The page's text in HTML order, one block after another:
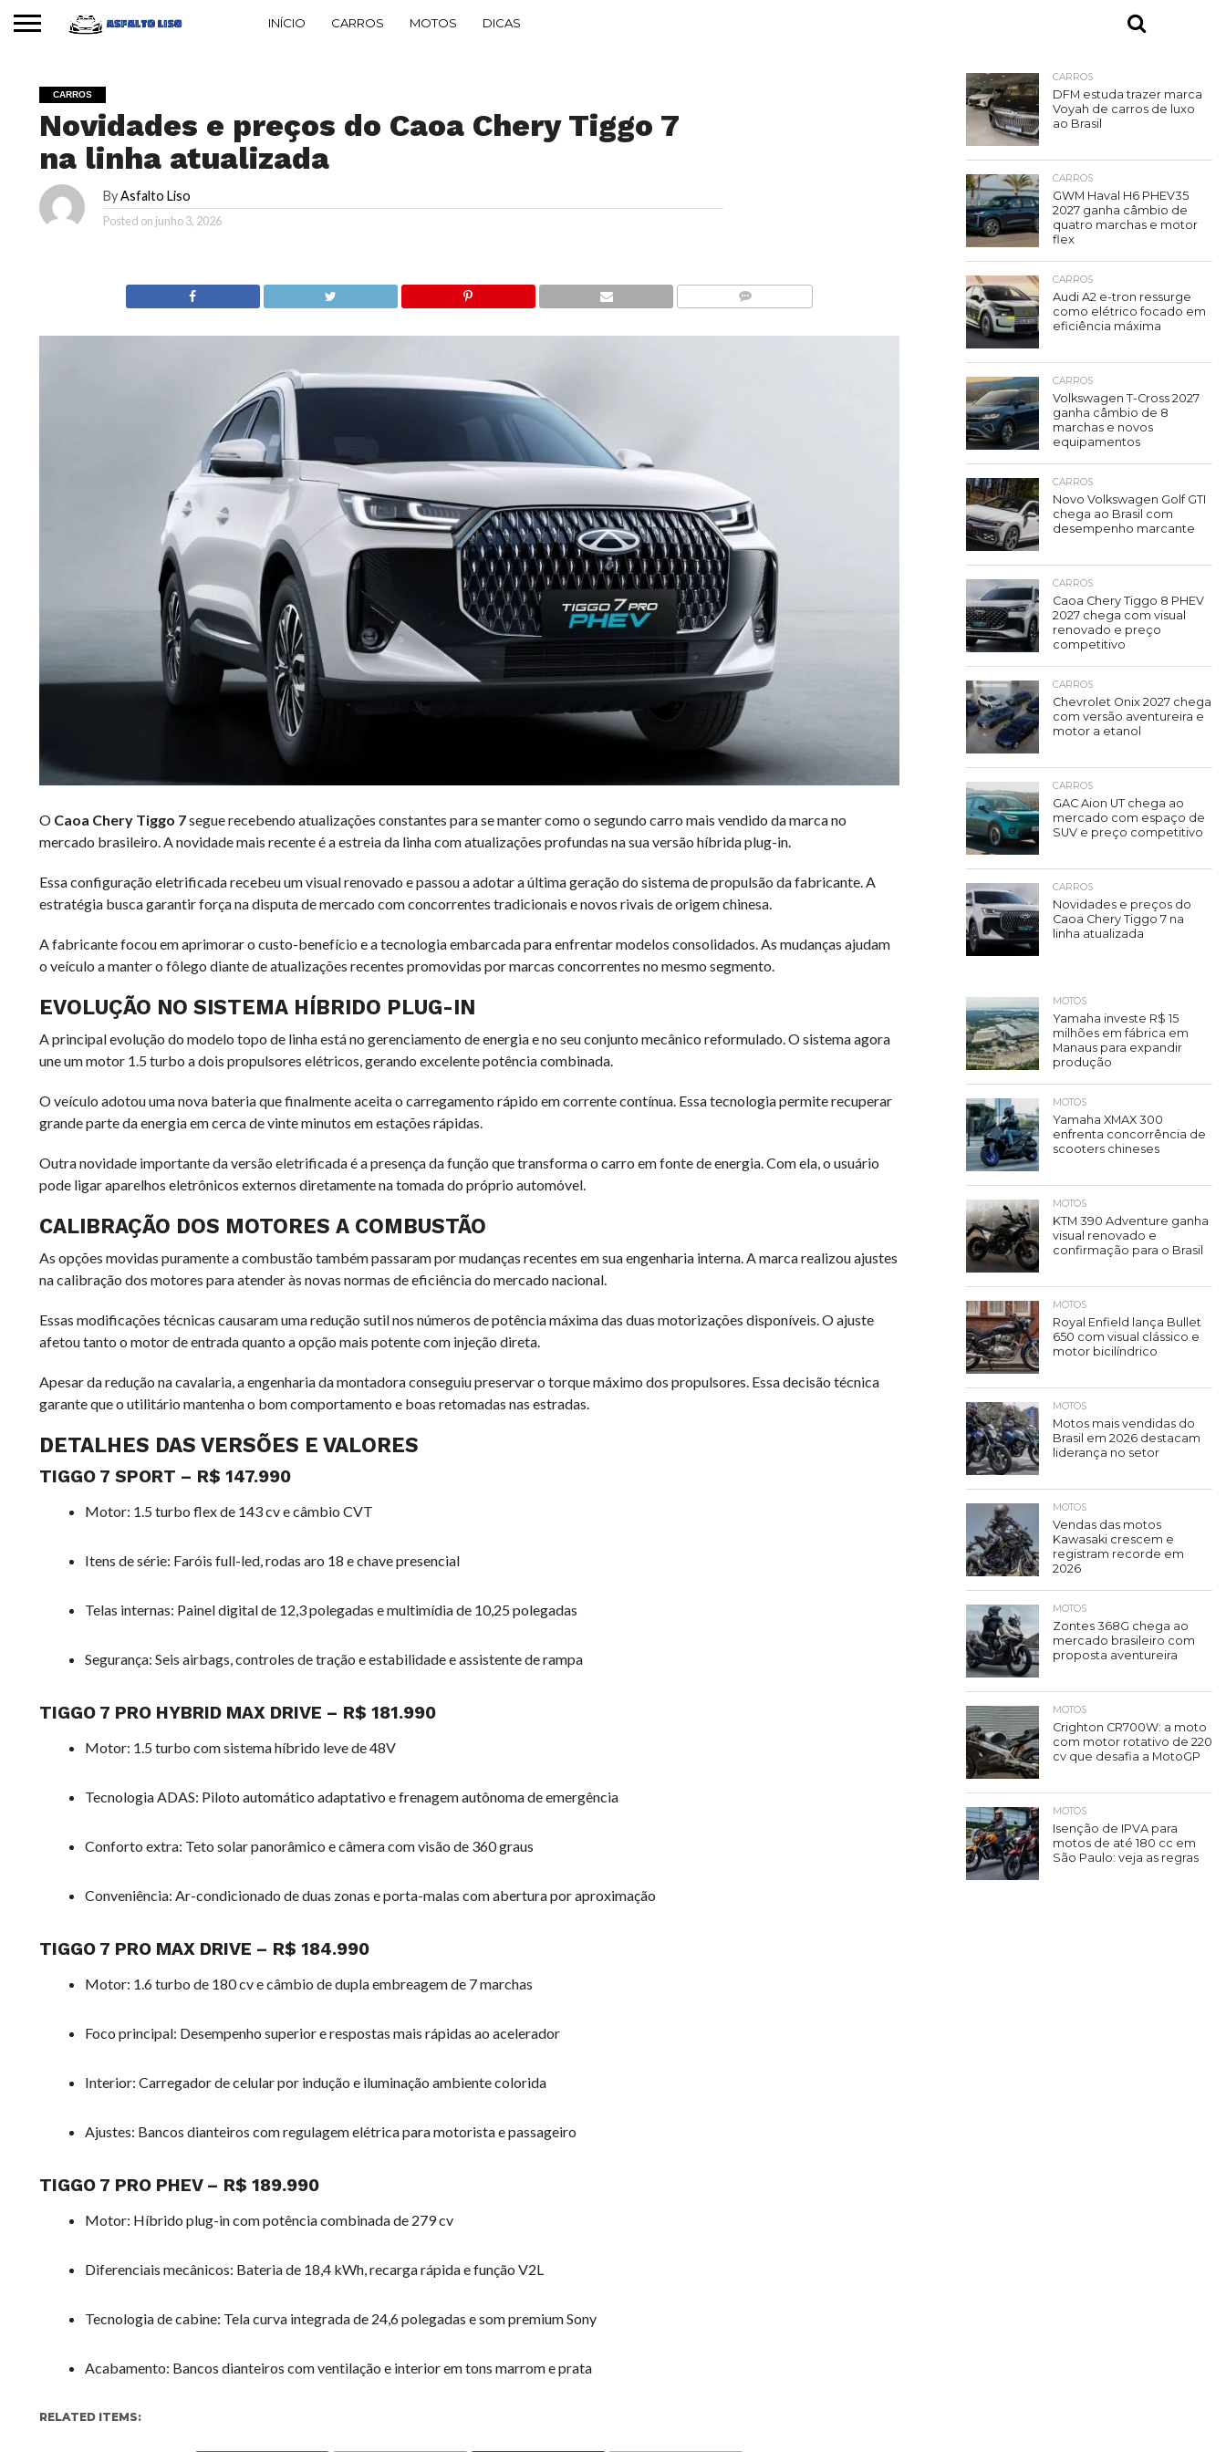
INÍCIO CARROS MOTOS DICAS
CARROS
Novidades e preços do Caoa Chery Tiggo 7
na linha atualizada
ByAsfalto Liso
Posted on junho 3, 2026
O Caoa Chery Tiggo 7segue recebendo atualizações constantes para se manter como o segundo carro mais vendido da marca no
mercado brasileiro. A novidade mais recente é a estreia da linha com atualizações profundas na sua versão híbrida plug-in.
Essa configuração eletrificada recebeu um visual renovado e passou a adotar a última geração do sistema de propulsão da fabricante. A
estratégia busca garantir força na disputa de mercado com concorrentes tradicionais e novos rivais de origem chinesa.
A fabricante focou em aprimorar o custo-benefício e a tecnologia embarcada para enfrentar modelos consolidados. As mudanças ajudam
o veículo a manter o fôlego diante de atualizações recentes promovidas por marcas concorrentes no mesmo segmento.
EVOLUÇÃO NO SISTEMA HÍBRIDO PLUG-IN
A principal evolução do modelo topo de linha está no gerenciamento de energia e no seu conjunto mecânico reformulado. O sistema agora
une um motor 1.5 turbo a dois propulsores elétricos, gerando excelente potência combinada.
O veículo adotou uma nova bateria que finalmente aceita o carregamento rápido em corrente contínua. Essa tecnologia permite recuperar
grande parte da energia em cerca de vinte minutos em estações rápidas.
Outra novidade importante da versão eletrificada é a presença da função que transforma o carro em fonte de energia. Com ela, o usuário
pode ligar aparelhos eletrônicos externos diretamente na tomada do próprio automóvel.
CALIBRAÇÃO DOS MOTORES A COMBUSTÃO
As opções movidas puramente a combustão também passaram por mudanças recentes em sua engenharia interna. A marca realizou ajustes
na calibração dos motores para atender às novas normas de eficiência do mercado nacional.
Essas modificações técnicas causaram uma redução sutil nos números de potência máxima das duas motorizações disponíveis. O ajuste
afetou tanto o motor de entrada quanto a opção mais potente com injeção direta.
Apesar da redução na cavalaria, a engenharia da montadora conseguiu preservar o torque máximo dos propulsores. Essa decisão técnica
garante que o utilitário mantenha o bom comportamento e boas retomadas nas estradas.
DETALHES DAS VERSÕES E VALORES
TIGGO 7 SPORT – R$ 147.990
Motor: 1.5 turbo flex de 143 cv e câmbio CVT
Itens de série: Faróis full-led, rodas aro 18 e chave presencial
Telas internas: Painel digital de 12,3 polegadas e multimídia de 10,25 polegadas
Segurança: Seis airbags, controles de tração e estabilidade e assistente de rampa
TIGGO 7 PRO HYBRID MAX DRIVE – R$ 181.990
Motor: 1.5 turbo com sistema híbrido leve de 48V
Tecnologia ADAS: Piloto automático adaptativo e frenagem autônoma de emergência
Conforto extra: Teto solar panorâmico e câmera com visão de 360 graus
Conveniência: Ar-condicionado de duas zonas e porta-malas com abertura por aproximação
TIGGO 7 PRO MAX DRIVE – R$ 184.990
Motor: 1.6 turbo de 180 cv e câmbio de dupla embreagem de 7 marchas
Foco principal: Desempenho superior e respostas mais rápidas ao acelerador
Interior: Carregador de celular por indução e iluminação ambiente colorida
Ajustes: Bancos dianteiros com regulagem elétrica para motorista e passageiro
TIGGO 7 PRO PHEV – R$ 189.990
Motor: Híbrido plug-in com potência combinada de 279 cv
Diferenciais mecânicos: Bateria de 18,4 kWh, recarga rápida e função V2L
Tecnologia de cabine: Tela curva integrada de 24,6 polegadas e som premium Sony
Acabamento: Bancos dianteiros com ventilação e interior em tons marrom e prata
RELATED ITEMS:
CARROS
DFM estuda trazer marca
Voyah de carros de luxo
ao Brasil
CARROS
GWM Haval H6 PHEV35
2027 ganha câmbio de
quatro marchas e motor
flex
CARROS
Audi A2 e-tron ressurge
como elétrico focado em
eficiência máxima
CARROS
Volkswagen T-Cross 2027
ganha câmbio de 8
marchas e novos
equipamentos
CARROS
Novo Volkswagen Golf GTI
chega ao Brasil com
desempenho marcante
CARROS
Caoa Chery Tiggo 8 PHEV
2027 chega com visual
renovado e preço
competitivo
CARROS
Chevrolet Onix 2027 chega
com versão aventureira e
motor a etanol
CARROS
GAC Aion UT chega ao
mercado com espaço de
SUV e preço competitivo
CARROS
Novidades e preços do
Caoa Chery Tiggo 7 na
linha atualizada
MOTOS
Yamaha investe R$ 15
milhões em fábrica em
Manaus para expandir
produção
MOTOS
Yamaha XMAX 300
enfrenta concorrência de
scooters chineses
MOTOS
KTM 390 Adventure ganha
visual renovado e
confirmação para o Brasil
MOTOS
Royal Enfield lança Bullet
650 com visual clássico e
motor bicilíndrico
MOTOS
Motos mais vendidas do
Brasil em 2026 destacam
liderança no setor
MOTOS
Vendas das motos
Kawasaki crescem e
registram recorde em
2026
MOTOS
Zontes 368G chega ao
mercado brasileiro com
proposta aventureira
MOTOS
Crighton CR700W: a moto
com motor rotativo de 220
cv que desafia a MotoGP
MOTOS
Isenção de IPVA para
motos de até 180 cc em
São Paulo: veja as regras